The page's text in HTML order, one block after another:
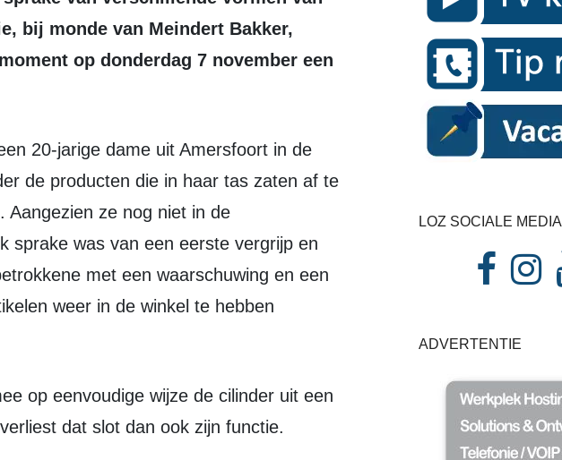
bij monde van Meindert Bakker,
op donderdag 7 november een
de producten die in haar tas zaten af te
Aangezien ze nog niet in de
sprake was van een eerste vergrijp en
met een waarschuwing en een
weer in de winkel te hebben
dat slot dan ook zijn functie.
LOZ SOCIALE MEDIA
ADVERTENTIE